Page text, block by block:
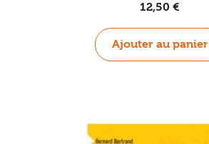
12,50 €
Ajouter au panier